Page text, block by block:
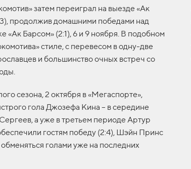
затем переиграл на выезде «Ак
продолжив домашними победами над
«Ак Барсом» (2:1), 6 и 9 ноября. В подобном
стиле, с перевесом в одну-две
и большинство очных встреч со
сезона, 2 октября в «Мегаспорте»,
гола Джозефа Кина – в середине
а уже в третьем периоде Артур
гостям победу (2:4), Шэйн Принс
голами уже на последних